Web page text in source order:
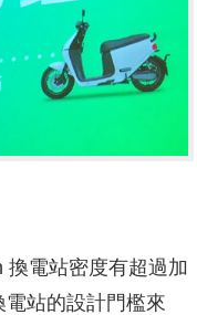
電站密度有超過加
站的設計門檻來